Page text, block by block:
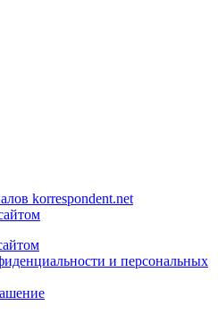
korrespondent.net
и персональных